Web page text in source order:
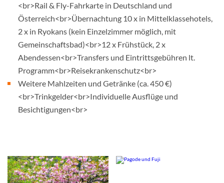
<br>Rail & Fly-Fahrkarte in Deutschland und
Österreich<br>Übernachtung 10 x in Mittelklassehotels,
2 x in Ryokans (kein Einzelzimmer möglich, mit
Gemeinschaftsbad)<br>12 x Frühstück, 2 x
Abendessen<br>Transfers und Eintrittsgebühren lt.
Programm<br>Reisekrankenschutz<br>
Weitere Mahlzeiten und Getränke (ca. 450 €)
<br>Trinkgelder<br>Individuelle Ausflüge und
Besichtigungen<br>